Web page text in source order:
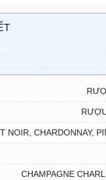
NOIR, CHARDONNAY,
CHAMPAGNE